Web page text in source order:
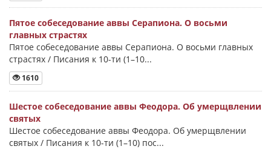
Пятое собеседование аввы Серапиона. О восьми
главных страстях
Пятое собеседование аввы Серапиона. О восьми главных
страстях / Писания к 10-ти (1–10...
1610
Шестое собеседование аввы Феодора. Об умерщвлении
святых
Шестое собеседование аввы Феодора. Об умерщвлении
святых / Писания к 10-ти (1–10) пос...